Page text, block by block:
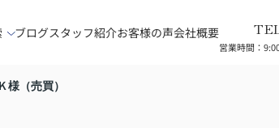
ブログスタッフ紹介お客様の声会社概要
営業時間：
様（売買）